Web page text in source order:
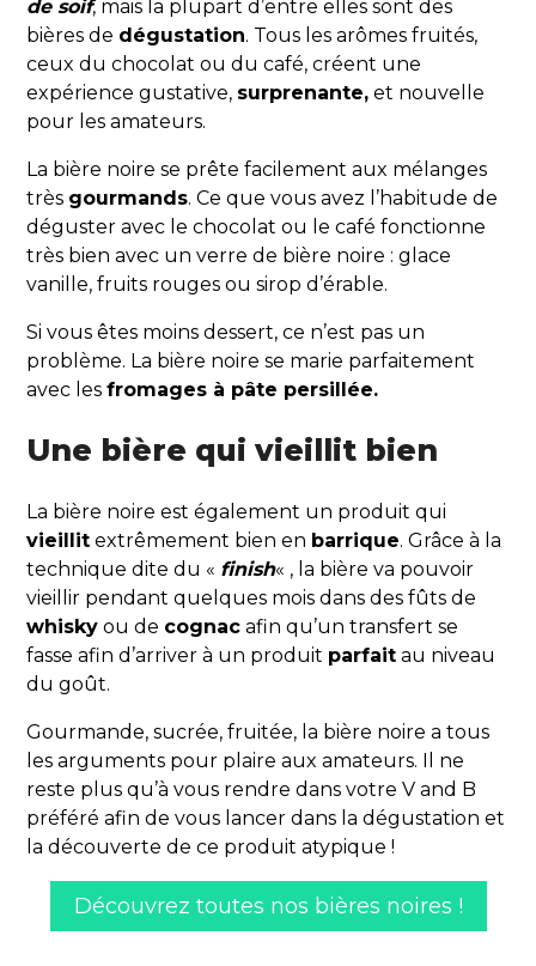
de soif, mais la plupart d’entre elles sont des
bières de dégustation. Tous les arômes fruités,
ceux du chocolat ou du café, créent une
expérience gustative, surprenante, et nouvelle
pour les amateurs.
La bière noire se prête facilement aux mélanges
très gourmands. Ce que vous avez l’habitude de
déguster avec le chocolat ou le café fonctionne
très bien avec un verre de bière noire : glace
vanille, fruits rouges ou sirop d’érable.
Si vous êtes moins dessert, ce n’est pas un
problème. La bière noire se marie parfaitement
avec lesfromages à pâte persillée.
Une bière qui vieillit bien
La bière noire est également un produit qui
vieillit extrêmement bien en barrique. Grâce à la
technique dite du « finish« , la bière va pouvoir
vieillir pendant quelques mois dans des fûts de
whisky ou de cognac afin qu’un transfert se
fasse afin d’arriver à un produit parfait au niveau
du goût.
Gourmande, sucrée, fruitée, la bière noire a tous
les arguments pour plaire aux amateurs. Il ne
reste plus qu’à vous rendre dans votre V and B
préféré afin de vous lancer dans la dégustation et
la découverte de ce produit atypique !
Découvrez toutes nos bières noires !